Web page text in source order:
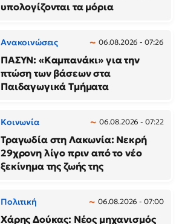
υπολογίζονται τα μόρια
Ανακοινώσεις 06.08.2026 - 07:26
ΠΑΣΥΝ: «Καμπανάκι» για την
πτώση των βάσεων στα
Παιδαγωγικά Τμήματα
Κοινωνία 06.08.2026 - 07:22
Τραγωδία στη Λακωνία: Νεκρή
29χρονη λίγο πριν από το νέο
ξεκίνημα της ζωής της
Πολιτική 06.08.2026 - 07:00
Χάρης Δούκας: Νέος μηχανισμός